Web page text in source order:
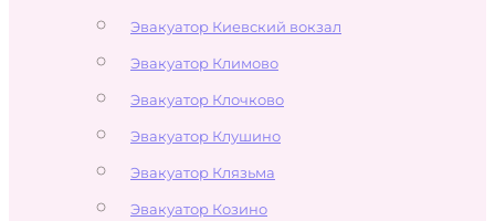
Эвакуатор Киевский вокзал
Эвакуатор Климово
Эвакуатор Клочково
Эвакуатор Клушино
Эвакуатор Клязьма
Эвакуатор Козино